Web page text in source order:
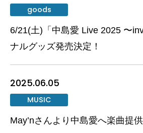
goods
6/21(土)「中島愛 Live 2025 〜
ナルグッズ発売決定！
2025.06.05
MUSIC
May’nさんより中島愛へ楽曲提